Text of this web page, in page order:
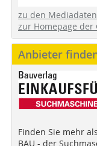
zu den Mediadaten
zur Homepage der
Anbieter
Finden Sie mehr
BAU - der